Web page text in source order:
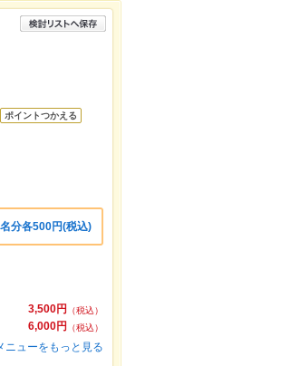
ポイントつかえる
分各500円(税込)
3,500円
（税込）
6,000円
（税込）
ニューをもっと見る